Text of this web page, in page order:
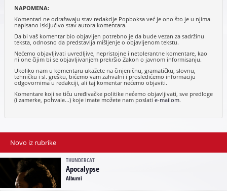
NAPOMENA:
Komentari ne odražavaju stav redakcije Popboksa već je ono što je u njima
napisano isključivo stav autora komentara.
Da bi vaš komentar bio objavljen potrebno je da bude vezan za sadržinu
teksta, odnosno da predstavlja mišljenje o objavljenom tekstu.
Nećemo objavljivati uvredljive, nepristojne i netolerantne komentare, kao
ni one čijim bi se objavljivanjem prekršio Zakon o javnom informisanju.
Ukoliko nam u komentaru ukažete na činjeničnu, gramatičku, slovnu,
tehničku i sl. grešku, bićemo vam zahvalni i prosledićemo informaciju
odgovornima u redakciji, ali taj komentar nećemo objaviti.
Komentare koji se tiču uređivačke politike nećemo objavljivati, sve predloge
(i zamerke, pohvale...) koje imate možete nam poslatie-mailom.
Novo iz rubrike
THUNDERCAT
Apocalypse
Albumi